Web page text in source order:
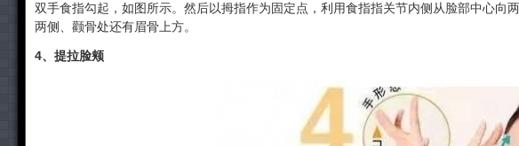
双手食指勾起，如图所示。然后以拇指作为固定点，利用食指指关节内侧从脸部中心向
两侧、颧骨处还有眉骨上方。
4、提拉脸颊